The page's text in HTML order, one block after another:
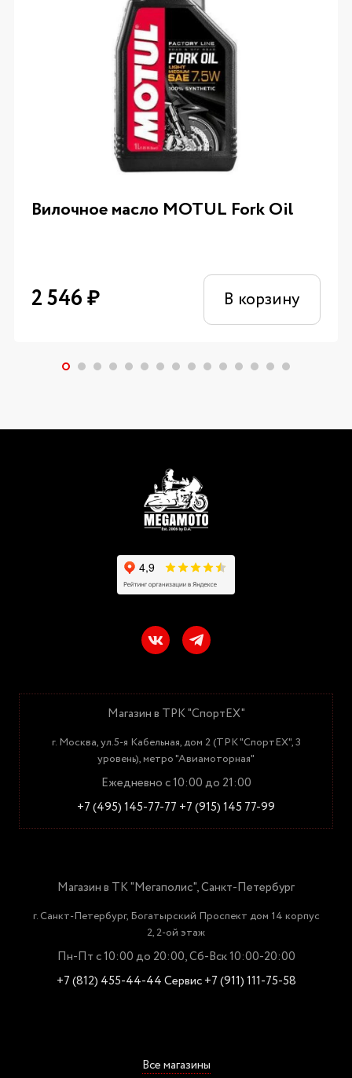
Вилочное масло MOTUL Fork Oil
2 546₽ В корзину
Магазин в ТРК "СпортЕХ"
г. Москва, ул.5-я Кабельная, дом 2 (ТРК "СпортЕХ", 3
уровень), метро "Авиамоторная"
Ежедневно с 10:00 до 21:00
+7 (495) 145-77-77 +7 (915) 145 77-99
Магазин в ТК "Мегаполис", Санкт-Петербург
г. Санкт-Петербург, Богатырский Проспект дом 14 корпус
2, 2-ой этаж
Пн-Пт с 10:00 до 20:00, Сб-Вск 10:00-20:00
+7 (812) 455-44-44Сервис +7 (911) 111-75-58
Все магазины